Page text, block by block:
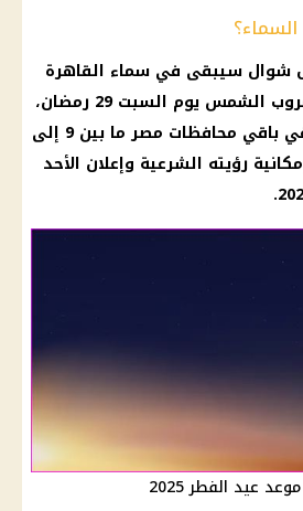
شوال سيبقى في سماء القاهرة
رمضان،
باقي محافظات
مصر ما بين 9 إلى
.
عيد الفطر 2025